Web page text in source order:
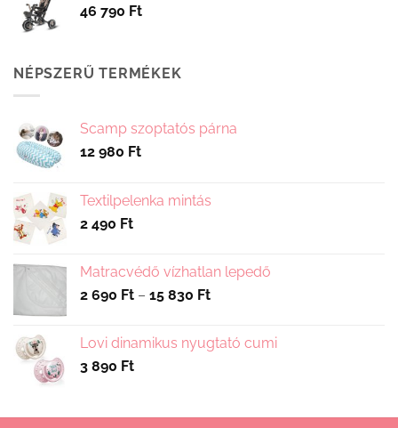
46 790 Ft
NÉPSZERŰ TERMÉKEK
Scamp szoptatós párna
12 980 Ft
Textilpelenka mintás
2 490 Ft
Matracvédő vízhatlan lepedő
2 690 Ft – 15 830 FtÁrtartomány:
-
Lovi dinamikus nyugtató cumi
3 890 Ft